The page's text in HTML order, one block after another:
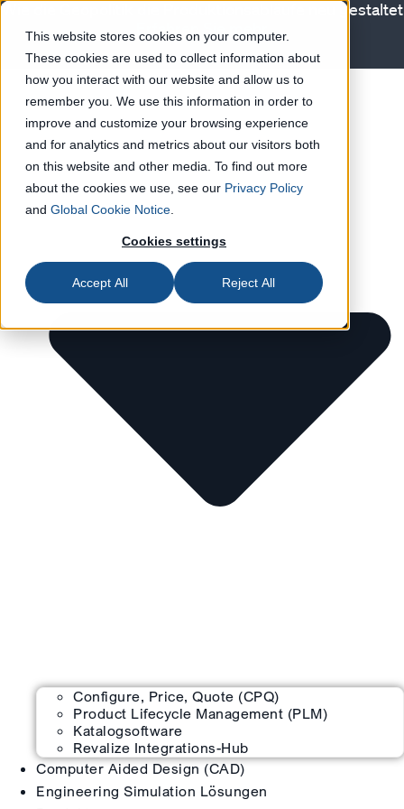
This website stores cookies on your computer.
These cookies are used to collect information about
how you interact with our website and allow us to
remember you. We use this information in order to
improve and customize your browsing experience
and for analytics and metrics about our visitors both
on this website and other media. To find out more
about the cookies we use, see our Privacy Policy
and Global Cookie Notice
Cookies settings
Accept All Reject All
Wie die Geopolitik die Produktionsabläufe neu gestaltet
Erfahren Sie mehr
Lösungen
Configure, Price, Quote (CPQ)
Product Lifecycle Management (PLM)
Katalogsoftware
Revalize Integrations-Hub
Computer Aided Design (CAD)
Engineering Simulation Lösungen